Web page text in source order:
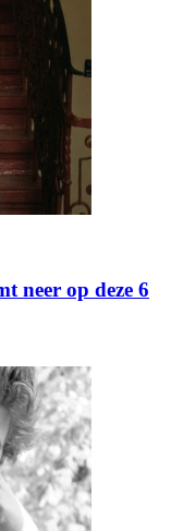
neer op deze 6